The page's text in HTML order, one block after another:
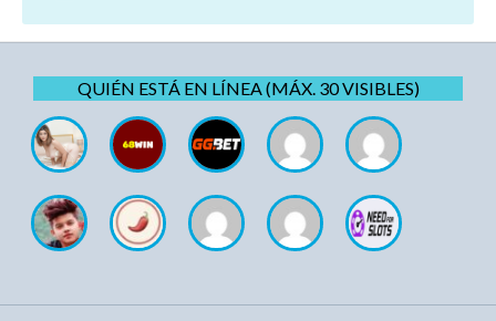
QUIÉN ESTÁ EN LÍNEA (MÁX. 30 VISIBLES)